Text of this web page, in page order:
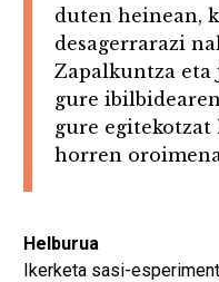
duten heinean,
desagerrarazi
Zapalkuntza eta
gure
gure
horren
Helburua
Ikerketa sasi-